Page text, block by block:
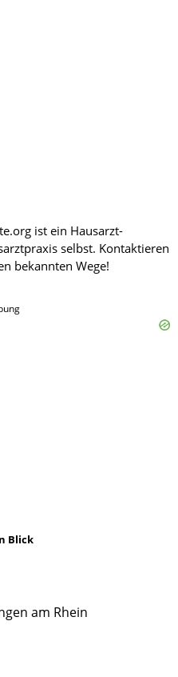
Blick
am Rhein